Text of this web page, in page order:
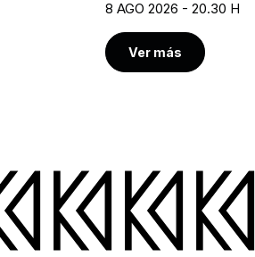
8 AGO 2026 - 20.30 H
Ver más